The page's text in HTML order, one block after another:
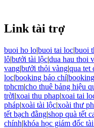
Link tài trợ
buoi ho lo|buoi tai loc|buoi
lô|bưởi tài lộc|dua hau thoi
vang|bưởi thỏi vàng|qua tet
loc|booking báo chí|
tphcm|cho thuê bảng hiệu
trời|xoai thu phap|xoai tai
pháp|xoài tài lộc|xoài thư
tết bạch đằng|shop quà tết
chính|khóa học giám đốc